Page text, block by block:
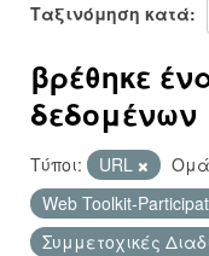
Ταξινόμηση κατά
βρέθηκε
δεδομένων
Τύποι: URL
Web Toolkit-
Συμμετοχικές